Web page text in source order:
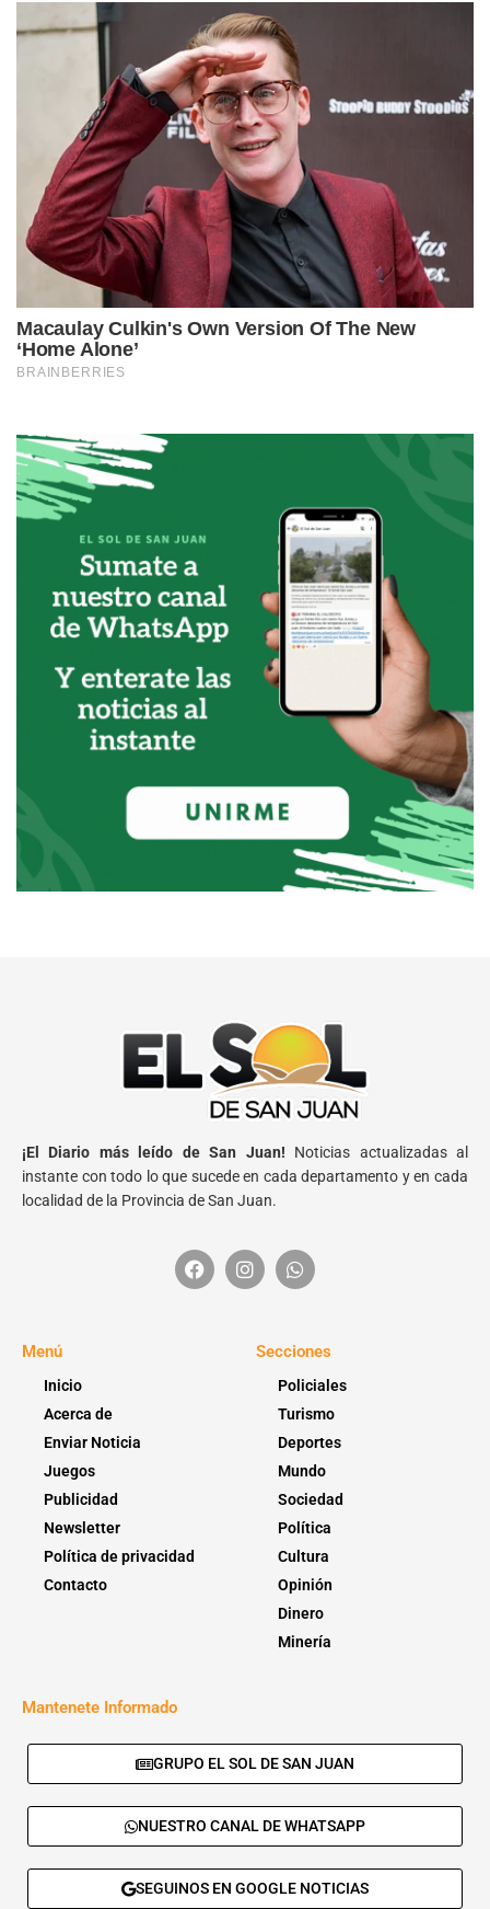
¡El Diario más leído de San Juan! Noticias actualizadas al
instante con todo lo que sucede en cada departamento y en cada
localidad de la Provincia de San Juan.
Menú
Inicio
Acerca de
Enviar Noticia
Juegos
Publicidad
Newsletter
Política de privacidad
Contacto
Secciones
Policiales
Turismo
Deportes
Mundo
Sociedad
Política
Cultura
Opinión
Dinero
Minería
Mantenete Informado
GRUPO EL SOL DE SAN JUAN
NUESTRO CANAL DE WHATSAPP
SEGUINOS EN GOOGLE NOTICIAS